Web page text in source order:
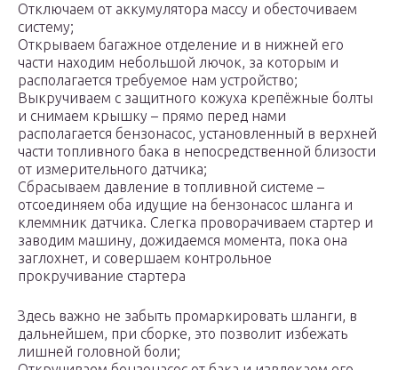
Отключаем от аккумулятора массу и обесточиваем
систему;
Открываем багажное отделение и в нижней его
части находим небольшой лючок, за которым и
располагается требуемое нам устройство;
Выкручиваем с защитного кожуха крепёжные болты
и снимаем крышку – прямо перед нами
располагается бензонасос, установленный в верхней
части топливного бака в непосредственной близости
от измерительного датчика;
Сбрасываем давление в топливной системе –
отсоединяем оба идущие на бензонасос шланга и
клеммник датчика. Слегка проворачиваем стартер и
заводим машину, дожидаемся момента, пока она
заглохнет, и совершаем контрольное
прокручивание стартера
Здесь важно не забыть промаркировать шланги, в
дальнейшем, при сборке, это позволит избежать
лишней головной боли;